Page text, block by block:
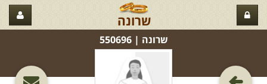
שרונה
שרונה‏ | 550696